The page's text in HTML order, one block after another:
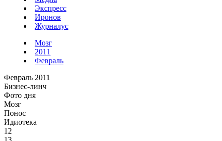
Экспресс
Иронов
Журналус
Мозг
2011
Февраль
Февраль 2011
Бизнес-линч
Фото дня
Мозг
Понос
Идиотека
12